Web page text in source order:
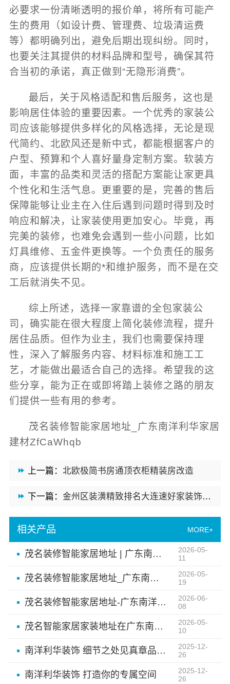
必要求一份清晰透明的报价单，将所有可能产
生的费用（如设计费、管理费、垃圾清运费
等）都明确列出，避免后期出现纠纷。同时，
也要关注其提供的材料品牌和型号，确保其符
合当初的承诺，真正做到“无隐形消费”。
最后，关于风格适配和售后服务，这也是
影响居住体验的重要因素。一个优秀的家装公
司应该能够提供多样化的风格选择，无论是现
代简约、北欧风还是新中式，都能根据客户的
户型、预算和个人喜好量身定制方案。软装方
面，丰富的品类和灵活的搭配方案能让家更具
个性化和生活气息。更重要的是，完善的售后
保障能够让业主在入住后遇到问题时得到及时
响应和解决，让家装使用更加安心。毕竟，再
完美的装修，也难免会遇到一些小问题，比如
灯具维修、五金件更换等。一个负责任的服务
商，应该提供长期的*和维护服务，而不是在交
工后就消失不见。
综上所述，选择一家靠谱的全包家装公
司，确实能在很大程度上简化装修流程，提升
居住品质。但作为业主，我们也需要保持理
性，深入了解服务内容、材料标准和施工工
艺，才能做出最适合自己的选择。希望我的这
些分享，能为正在或即将踏上装修之路的朋友
们提供一些有用的参考。
茂名装修智能家居地址_广东南洋利华家居
建材ZfCaWhqb
上一篇： 北欧极简书房通顶衣柜精装房改造
下一篇： 金州区装潢精致排名大连速好家装饰材料有限公司
相关产品 MORE+
茂名装修智能家居地址 | 广东南洋利华家居建材
2026-05-
11
茂名装修智能家居地址_广东南洋利华家居建材
2026-05-
19
茂名装修智能家居地址-广东南洋利华家居建材有限公司
2026-06-
08
茂名智能家居家装地址在广东南洋利华家居建材
2026-05-
10
南洋利华装饰 细节之处见真章品质生活
2025-12-
26
南洋利华装饰 打造你的专属空间
2025-12-
26